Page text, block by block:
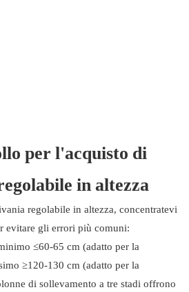
per l'acquisto di
in altezza
regolabile in altezza, concentratevi
evitare gli errori più comuni:
≤60-65 cm (adatto per la
≥120-130 cm (adatto per la
di sollevamento a tre stadi offrono